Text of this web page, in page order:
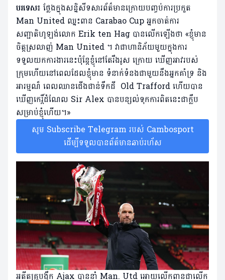
បរទេស៖ ថ្លែងក្នុងសន្និសីទសារព័ត៌មានក្រោយបញ្ចប់ការប្រកួត
Man United ឈ្នះពាន Carabao Cup អ្នកចាត់ការ
សញ្ជាតិហូឡង់លោក Erik ten Hag បានលើកឡើងថា «ខ្ញុំមាន
ចិត្តស្រលាញ់ Man United ។ វាជាហានិភ័យមួយក្នុងការ
ទទួលយក​ការងារនេះ​ប៉ុន្តែខ្ញុំនៅតែរឹងរូស ក្រោយ ឃើញអាវរបស់
ក្រុមហើយនៅពេលដែលខ្ញុំមាន ទំនាក់ទំនង​ជាមួយនឹងអ្នកគាំទ្រ និង
អារម្មណ៏ ពេលឈាន​ជើងជាន់ទឹកដី Old Trafford ហើយបាន
ឃើញកេរ្តិ៍ដំណែល Sir Alex បានបន្សល់​ទុក​ការពិតនេះ​ជា​ក្លឹប​
សម្រាប់​ខ្ញុំហើយ។»
សូម Subscribe Telegram របស់ Cambosport
ដើម្បីទទួលបានព័ត៌មានឆាប់រហ័ស
អតីតគ្រូបង្វឹក Ajax បាននាំ Man. Utd អោយលើកពានជាលើក